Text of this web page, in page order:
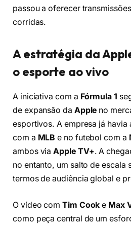
passou a oferecer
corridas.
A estratégia da
o esporte ao vivo
A iniciativa com a Fórmula 1
de expansão da Apple no
esportivos. A empresa já havia
com a MLB e no futebol com a
ambos viaApple TV+. A
no entanto, um salto de escala
termos de audiência global e
O vídeo comTim Cook e Max
como peça central de um